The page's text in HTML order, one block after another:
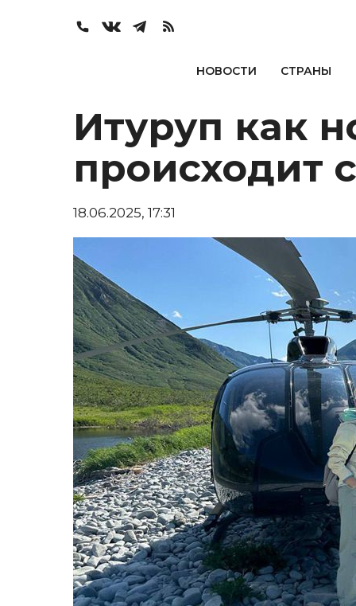
НОВОСТИ СТРАНЫ
Итуруп как
происходит
18.06.2025, 17:31